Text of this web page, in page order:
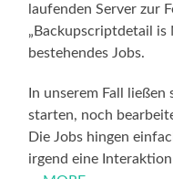
laufenden Server zur
„Backupscriptdetail is
bestehendes Jobs.
In unserem Fall
starten, noch
Die Jobs hingen
irgend eine